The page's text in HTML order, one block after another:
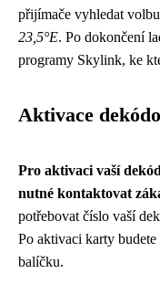
přijímače vyhledat
23,5°E. Po dokončení
programy Skylink, ke
Aktivace
Pro aktivaci vaší
nutné kontaktovat
potřebovat číslo vaší
Po aktivaci karty
balíčku.